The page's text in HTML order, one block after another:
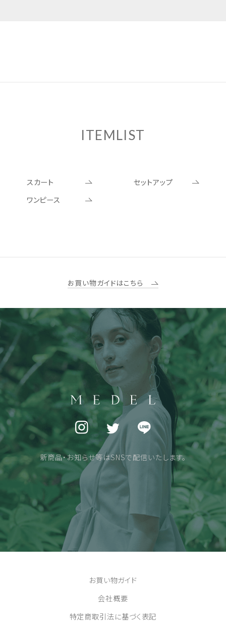
ITEMLIST
スカート
セットアップ
ワンピース
お買い物ガイドはこちら
新商品・お知らせ等はSNSで配信いたします。
お買い物ガイド
会社概要
特定商取引法に基づく表記